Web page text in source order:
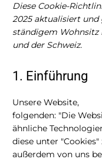
Diese Cookie-
2025 aktualisiert
ständigem Wohnsitz
und der Schweiz.
1. Einführung
Unsere Website,
folgenden: "Die
ähnliche
diese unter
außerdem von uns